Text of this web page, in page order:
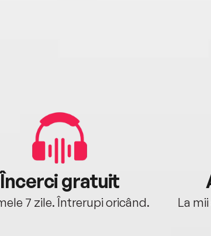
Încerci gratuit
7 zile. Întrerupi oricând.
La